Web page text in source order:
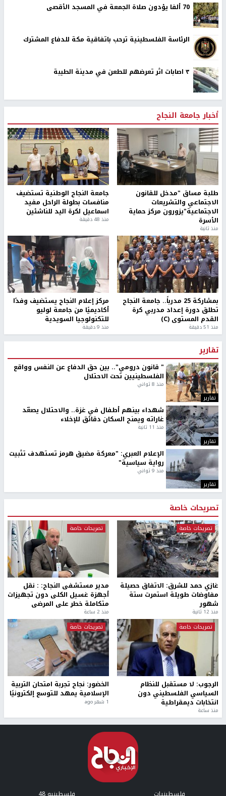
70 ألفا يؤدون صلاة الجمعة في المسجد الأقصى
الرئاسة الفلسطينية ترحب باتفاقية مكة للدفاع المشترك
٣ اصابات اثر تعرضهم للطعن في مدينة الطيبة
أخبار جامعة النجاح
طلبة مساق "مدخل للقانون
الاجتماعي والتشريعات
الاجتماعية"يزورون مركز حماية
الأسرة
منذ ثانية
جامعة النجاح الوطنية تستضيف
منافسات بطولة الراحل مفيد
اسماعيل لكرة اليد للناشئين
منذ 48 دقيقة
بمشاركة 25 مدرباً.. جامعة النجاح
تطلق دورة إعداد مدربي كرة
القدم المستوى (C)
منذ 51 دقيقة
مركز إعلام النجاح يستضيف وفدًا
أكاديميًا من جامعة لوليو
للتكنولوجيا السويدية
منذ 9 دقيقة
تقارير
تقارير
" قانون درومي".. بين حق الدفاع عن النفس وواقع
الفلسطينيين تحت الاحتلال
منذ 8 ثواني
تقارير
شهداء بينهم أطفال في غزة.. والاحتلال يصعّد
غاراته ويمنح السكان دقائق للإخلاء
منذ 11 ثانية
تقارير
الإعلام العبري: "معركة مضيق هرمز تستهدف تثبيت
رواية سياسية"
منذ 9 ثواني
تصريحات خاصة
تصريحات خاصة
غازي حمد للشرق: الاتفاق حصيلة
مفاوضات طويلة استمرت ستة
شهور
منذ 12 ثانية
تصريحات خاصة
مدير مستشفى النجاح: : نقل
أجهزة غسيل الكلى دون تجهيزات
متكاملة خطر على المرضى
منذ 2 ساعة
تصريحات خاصة
الرجوب: لا مستقبل للنظام
السياسي الفلسطيني دون
انتخابات ديمقراطية
منذ ساعة
تصريحات خاصة
الخضور: نجاح تجربة امتحان التربية
الإسلامية يمهد للتوسع إلكترونيًا
1 شهر ago